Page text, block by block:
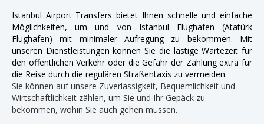
Istanbul Airport Transfers bietet Ihnen schnelle und einfache
Möglichkeiten, um und von Istanbul Flughafen (Atatürk
Flughafen) mit minimaler Aufregung zu bekommen. Mit
unseren Dienstleistungen können Sie die lästige Wartezeit für
den öffentlichen Verkehr oder die Gefahr der Zahlung extra für
die Reise durch die regulären Straßentaxis zu vermeiden.
Sie können auf unsere Zuverlässigkeit, Bequemlichkeit und
Wirtschaftlichkeit zählen, um Sie und Ihr Gepäck zu
bekommen, wohin Sie auch gehen müssen.